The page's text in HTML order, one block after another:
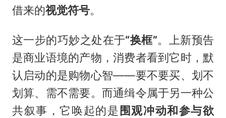
借来的视觉符号。
这一步的巧妙之处在于“换框”。上新预告
是商业语境的产物，消费者看到它时，默
认启动的是购物心智——要不要买、划不
划算、需不需要。而通缉令属于另一种公
共叙事，它唤起的是 围观冲动和参与欲